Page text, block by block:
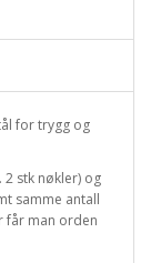
for trygg og
stk nøkler) og
samme antall
får man orden